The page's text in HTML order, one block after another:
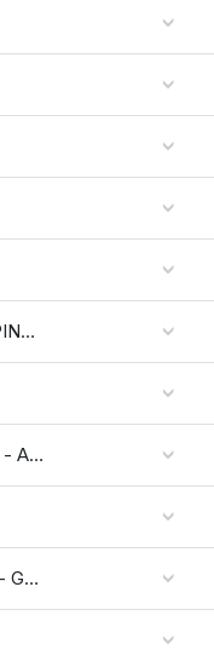
PARK
PARDUBICE, Masarykovo nám. 2799 - ATRIUM PALÁC
PLZEŇ, nám. Generála Píky 2703/27 - GALERIE SLOVANY